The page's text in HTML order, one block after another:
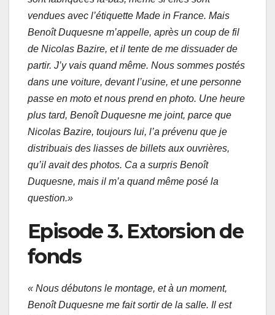
vendues avec l’étiquette Made in France. Mais
Benoît Duquesne m’appelle, après un coup de fil
de Nicolas Bazire, et il tente de me dissuader de
partir. J’y vais quand même. Nous sommes postés
dans une voiture, devant l’usine, et une personne
passe en moto et nous prend en photo. Une heure
plus tard, Benoît Duquesne me joint, parce que
Nicolas Bazire, toujours lui, l’a prévenu que je
distribuais des liasses de billets aux ouvrières,
qu’il avait des photos. Ca a surpris Benoît
Duquesne, mais il m’a quand même posé la
question.»
Episode 3. Extorsion de
fonds
« Nous débutons le montage, et à un moment,
Benoît Duquesne me fait sortir de la salle. Il est